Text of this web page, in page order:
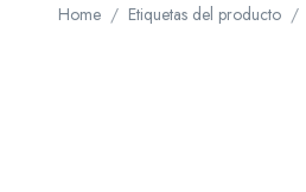
Home Etiquetas del producto